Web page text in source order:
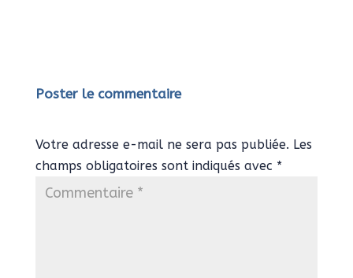
Poster le commentaire
Votre adresse e-mail ne sera pas publiée. Les
champs obligatoires sont indiqués avec *